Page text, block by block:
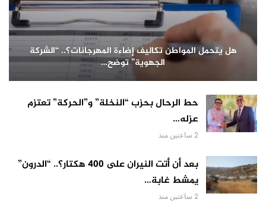
هل يتحمل المواطن تكاليف إضاءة المهرجانات؟.. “الشركة
الجهوية” توضح…
حط الرحال بحزب “النخلة” و”الحركة” تعتزم
عزله…
2 ساعتين منذ
بعد أن أتت النيران على 400 هكتار؟.. “الدرون”
يمشط غابة…
2 ساعتين منذ